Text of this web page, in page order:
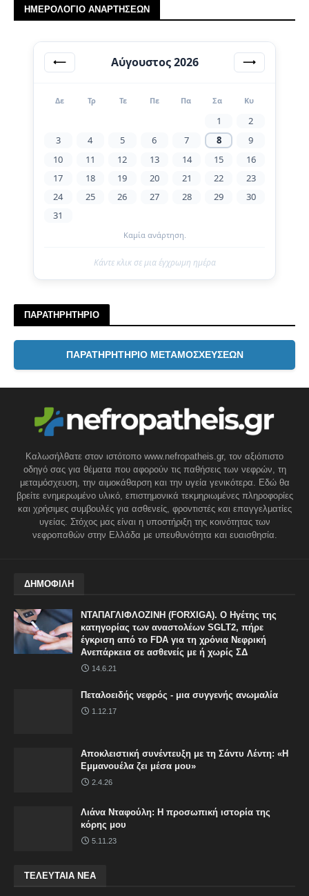
ΗΜΕΡΟΛΟΓΙΟ ΑΝΑΡΤΗΣΕΩΝ
⟵ Αύγουστος 2026 ⟶
Δε Τρ Τε Πε Πα Σα Κυ
1
2
3
4 5 6 7 8
9
10
11 12 13 14 15
16
17
18 19 20 21 22
23
24
25 26 27 28 29
30
31
Καμία ανάρτηση.
Κάντε κλικ σε μια έγχρωμη ημέρα
ΠΑΡΑΤΗΡΗΤΗΡΙΟ
ΠΑΡΑΤΗΡΗΤΗΡΙΟ ΜΕΤΑΜΟΣΧΕΥΣΕΩΝ
Καλωσήλθατε στον ιστότοπο www.nefropatheis.gr, τον αξιόπιστο
οδηγό σας για θέματα που αφορούν τις παθήσεις των νεφρών, τη
μεταμόσχευση, την αιμοκάθαρση και την υγεία γενικότερα. Εδώ θα
βρείτε ενημερωμένο υλικό, επιστημονικά τεκμηριωμένες πληροφορίες
και χρήσιμες συμβουλές για ασθενείς, φροντιστές και επαγγελματίες
υγείας. Στόχος μας είναι η υποστήριξη της κοινότητας των
νεφροπαθών στην Ελλάδα με υπευθυνότητα και ευαισθησία.
ΔΗΜΟΦΙΛΗ
ΝΤΑΠΑΓΛΙΦΛΟΖΙΝΗ (FORXIGA). Ο Ηγέτης της
κατηγορίας των αναστολέων SGLT2, πήρε
έγκριση από το FDA για τη χρόνια Νεφρική
Ανεπάρκεια σε ασθενείς με ή χωρίς ΣΔ
14.6.21
Πεταλοειδής νεφρός - μια συγγενής ανωμαλία
1.12.17
Αποκλειστική συνέντευξη με τη Σάντυ Λέντη: «Η
Εμμανουέλα ζει μέσα μου»
2.4.26
Λιάνα Νταφούλη: Η προσωπική ιστορία της
κόρης μου
5.11.23
ΤΕΛΕΥΤΑΙΑ ΝΕΑ